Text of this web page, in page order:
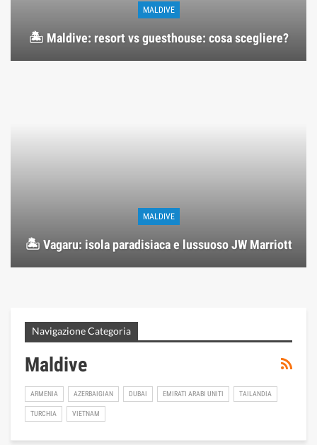
MALDIVE
🏝️ Maldive: resort vs guesthouse: cosa scegliere?
MALDIVE
🏝️ Vagaru: isola paradisiaca e lussuoso JW Marriott
Navigazione Categoria
Maldive
ARMENIA AZERBAIGIAN DUBAI EMIRATI ARABI UNITI TAILANDIA
TURCHIA VIETNAM